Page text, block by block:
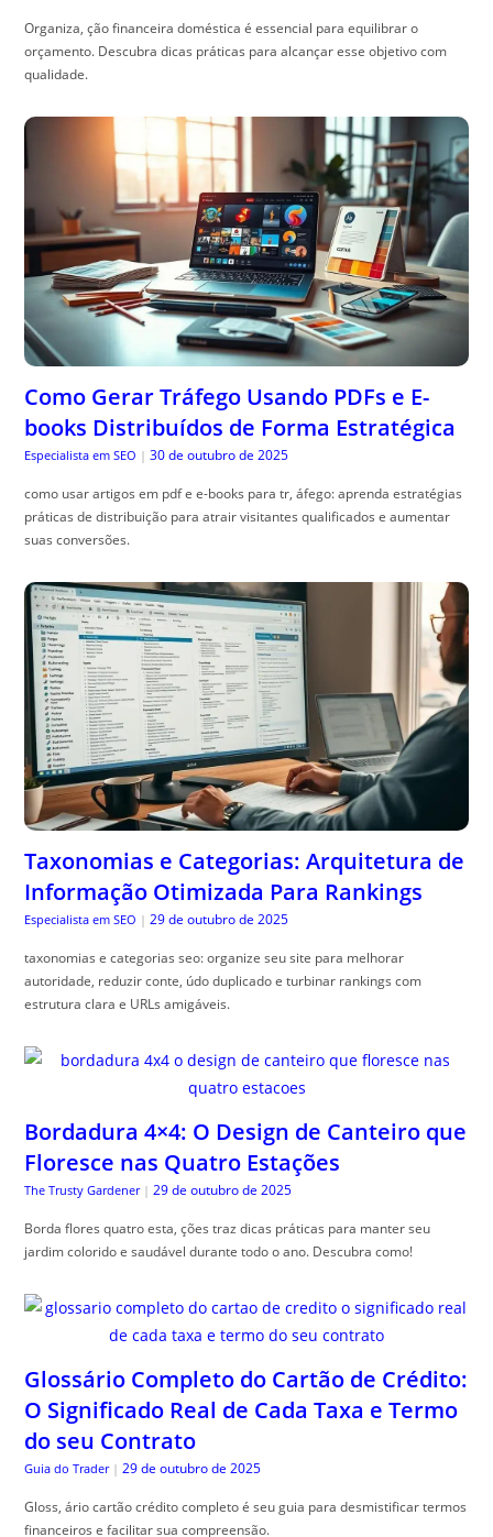
Organiza, ção financeira doméstica é essencial para equilibrar o
orçamento. Descubra dicas práticas para alcançar esse objetivo com
qualidade.
Como Gerar Tráfego Usando PDFs e E-
books Distribuídos de Forma Estratégica
Especialista em SEO | 30 de outubro de 2025
como usar artigos em pdf e e-books para tr, áfego: aprenda estratégias
práticas de distribuição para atrair visitantes qualificados e aumentar
suas conversões.
Taxonomias e Categorias: Arquitetura de
Informação Otimizada Para Rankings
Especialista em SEO | 29 de outubro de 2025
taxonomias e categorias seo: organize seu site para melhorar
autoridade, reduzir conte, údo duplicado e turbinar rankings com
estrutura clara e URLs amigáveis.
Bordadura 4×4: O Design de Canteiro que
Floresce nas Quatro Estações
The Trusty Gardener | 29 de outubro de 2025
Borda flores quatro esta, ções traz dicas práticas para manter seu
jardim colorido e saudável durante todo o ano. Descubra como!
Glossário Completo do Cartão de Crédito:
O Significado Real de Cada Taxa e Termo
do seu Contrato
Guia do Trader | 29 de outubro de 2025
Gloss, ário cartão crédito completo é seu guia para desmistificar termos
financeiros e facilitar sua compreensão.